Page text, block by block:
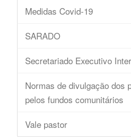
Medidas Covid-19
SARADO
Secretariado Executivo
Normas de divulgação dos
pelos fundos comunitários
Vale pastor